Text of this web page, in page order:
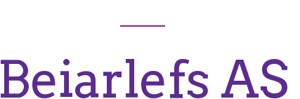
Beiarlefs AS